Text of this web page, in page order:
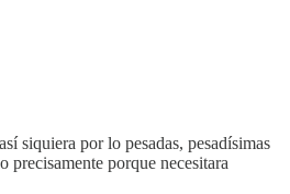
siquiera por lo pesadas, pesadísimas
porque necesitara